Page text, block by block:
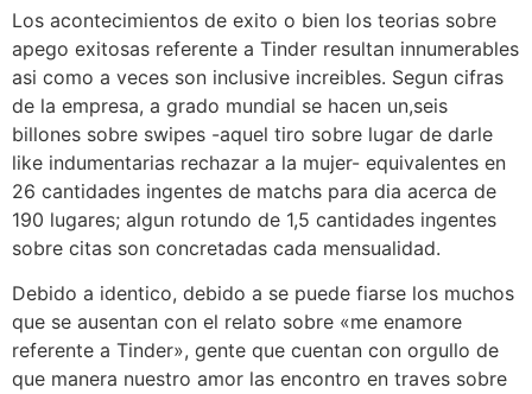
Los acontecimientos de exito o bien los teorias sobre
apego exitosas referente a Tinder resultan innumerables
asi­ como a veces son inclusive increibles. Segun cifras
de la empresa, a grado mundial se hacen un,seis
billones sobre swipes -aquel tiro sobre lugar de darle
like indumentarias rechazar a la mujer- equivalentes en
26 cantidades ingentes de matchs para dia acerca de
190 lugares; algun rotundo de 1,5 cantidades ingentes
sobre citas son concretadas cada mensualidad.
Debido a identico, debido a se puede fiarse los muchos
que se ausentan con el relato sobre «me enamore
referente a Tinder», gente que cuentan con orgullo de
que manera nuestro amor las encontro en traves sobre